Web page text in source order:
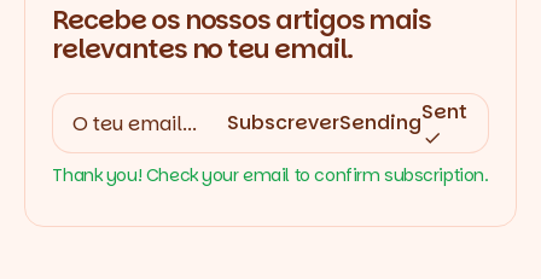
Recebe os nossos artigos mais
relevantes no teu email.
SubscreverSendingSent
Thank you! Check your email to confirm subscription.